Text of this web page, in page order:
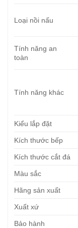
Loại nồi nấu
Tính năng an
toàn
Tính năng khác
Kiểu lắp đặt
Kích thước bếp
Kích thước cắt đá
Màu sắc
Hãng sản xuất
Xuất xứ
Bảo hành